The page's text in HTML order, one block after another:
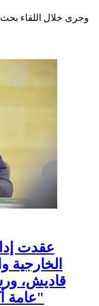
وجرى خلال اللقاء بحث
عقدت
الخارجية
قاديش،
عامة أكثر انفتاحًا وفعالية في سوريا"